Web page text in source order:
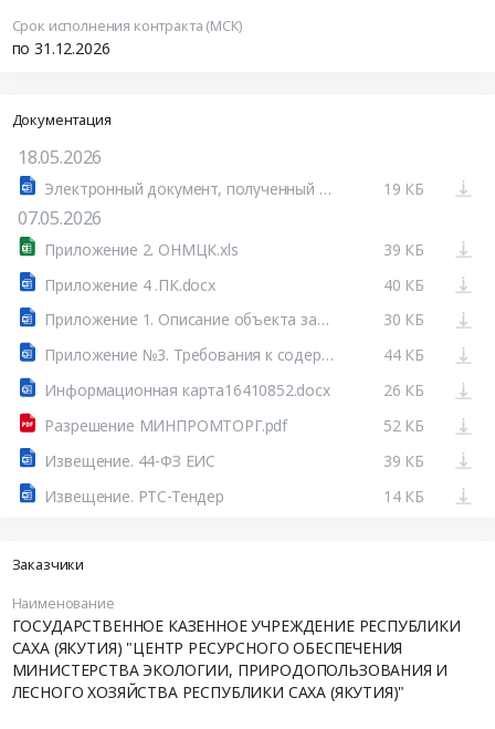
Срок исполнения контракта (МСК)
по 31.12.2026
Документация
18.05.2026
Электронный документ, полученный из внешней системы.docx 19 КБ
07.05.2026
Приложение 2. ОНМЦК.xls
39 КБ
Приложение 4 .ПК.docx
40 КБ
Приложение 1. Описание объекта закупки.docx
30 КБ
Приложение №3. Требования к содержанию и составу заявки на участие в закупке16410852.docx
44 КБ
Информационная карта16410852.docx
26 КБ
Разрешение МИНПРОМТОРГ.pdf
52 КБ
Извещение. 44-ФЗ ЕИС
39 КБ
Извещение. РТС-Тендер
14 КБ
Заказчики
Наименование
ГОСУДАРСТВЕННОЕ КАЗЕННОЕ УЧРЕЖДЕНИЕ РЕСПУБЛИКИ
САХА (ЯКУТИЯ) "ЦЕНТР РЕСУРСНОГО ОБЕСПЕЧЕНИЯ
МИНИСТЕРСТВА ЭКОЛОГИИ, ПРИРОДОПОЛЬЗОВАНИЯ И
ЛЕСНОГО ХОЗЯЙСТВА РЕСПУБЛИКИ САХА (ЯКУТИЯ)"